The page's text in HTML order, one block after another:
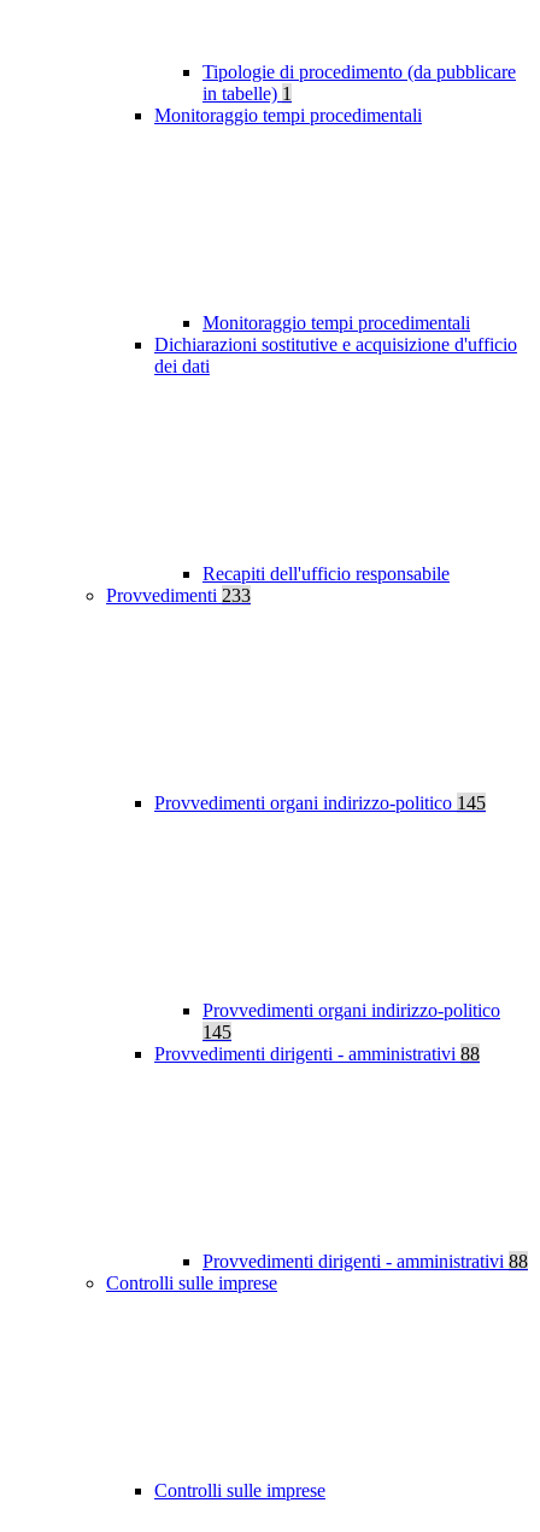
Tipologie di procedimento (da pubblicare
in tabelle) 1
Monitoraggio tempi procedimentali
Monitoraggio tempi procedimentali
Dichiarazioni sostitutive e acquisizione d'ufficio
dei dati
Recapiti dell'ufficio responsabile
Provvedimenti 233
Provvedimenti organi indirizzo-politico 145
Provvedimenti organi indirizzo-politico
145
Provvedimenti dirigenti - amministrativi 88
Provvedimenti dirigenti - amministrativi 88
Controlli sulle imprese
Controlli sulle imprese